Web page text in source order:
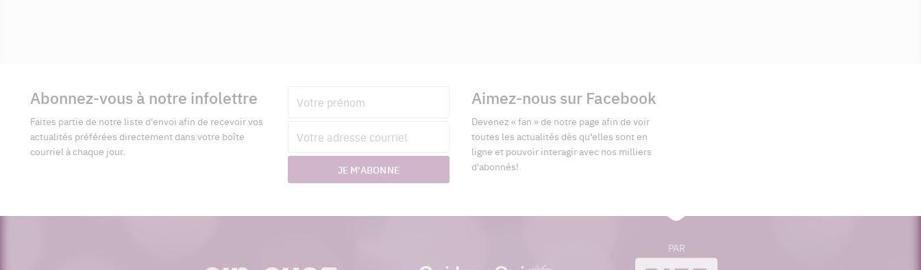
complémentaires
Abonnez-vous à notre infolettre
Faites partie de notre liste d'envoi afin de recevoir vos
actualités préférées directement dans votre boîte
courriel à chaque jour.
courriel
JE M'ABONNE
Aimez-nous sur Facebook
Devenez « fan » de notre page afin de voir
toutes les actualités dès qu'elles sont en
ligne et pouvoir interagir avec nos milliers
d'abonnés!
PAR